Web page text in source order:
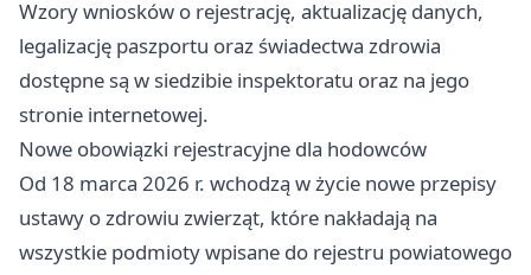
Wzory wniosków o rejestrację, aktualizację danych,
legalizację paszportu oraz świadectwa zdrowia
dostępne są w siedzibie inspektoratu oraz na jego
stronie internetowej.
Nowe obowiązki rejestracyjne dla hodowców
Od 18 marca 2026 r. wchodzą w życie nowe przepisy
ustawy o zdrowiu zwierząt, które nakładają na
wszystkie podmioty wpisane do rejestru powiatowego